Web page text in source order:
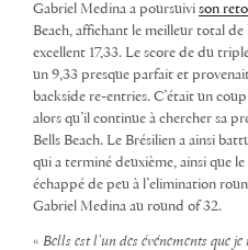
Gabriel Medina a poursuivi son
Beach, affichant le meilleur total de
excellent 17,33. Le score de du
un 9,33 presque parfait et
backside re-entries. C’était un
alors qu’il continue à chercher sa
Bells Beach. Le Brésilien a ainsi
qui a terminé deuxième, ainsi que
échappé de peu à l’elimination
Gabriel Medina au round of 32.
« Bells est l’un des événements que